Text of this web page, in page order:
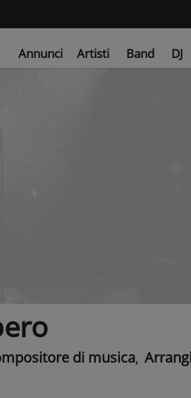
Annunci Artisti Band DJ
di musica,